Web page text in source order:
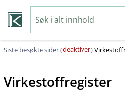
Siste besøkte sider (deaktiver)
Virkestoffregister